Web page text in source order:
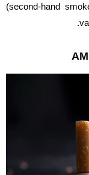
(second-hand